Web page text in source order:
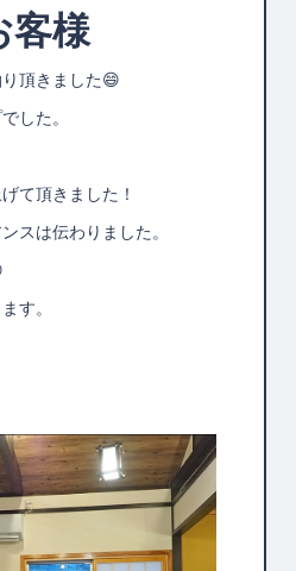
客様
頂きました😄
した。
て頂きました！
スは伝わりました。
す。